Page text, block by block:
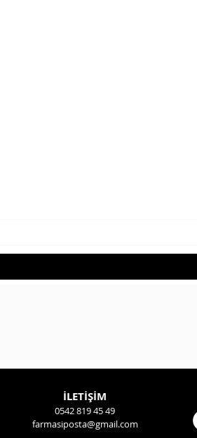
İLETİŞİM
0542 819 45 49
farmasiposta@gmail.com